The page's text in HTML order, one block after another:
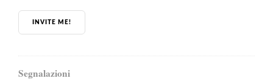
INVITE ME!
Segnalazioni